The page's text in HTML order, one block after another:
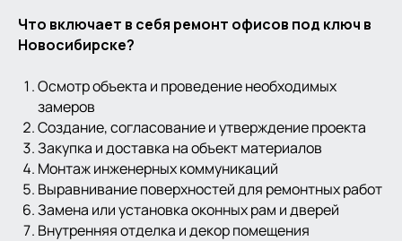
Что включает в себя ремонт офисов под ключ в
Новосибирске?
Осмотр объекта и проведение необходимых
замеров
Создание, согласование и утверждение проекта
Закупка и доставка на объект материалов
Монтаж инженерных коммуникаций
Выравнивание поверхностей для ремонтных работ
Замена или установка оконных рам и дверей
Внутренняя отделка и декор помещения